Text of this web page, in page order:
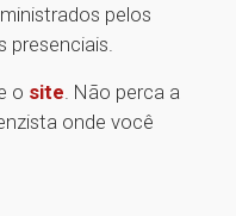
pelos
presenciais.
o site. Não perca a
onde você